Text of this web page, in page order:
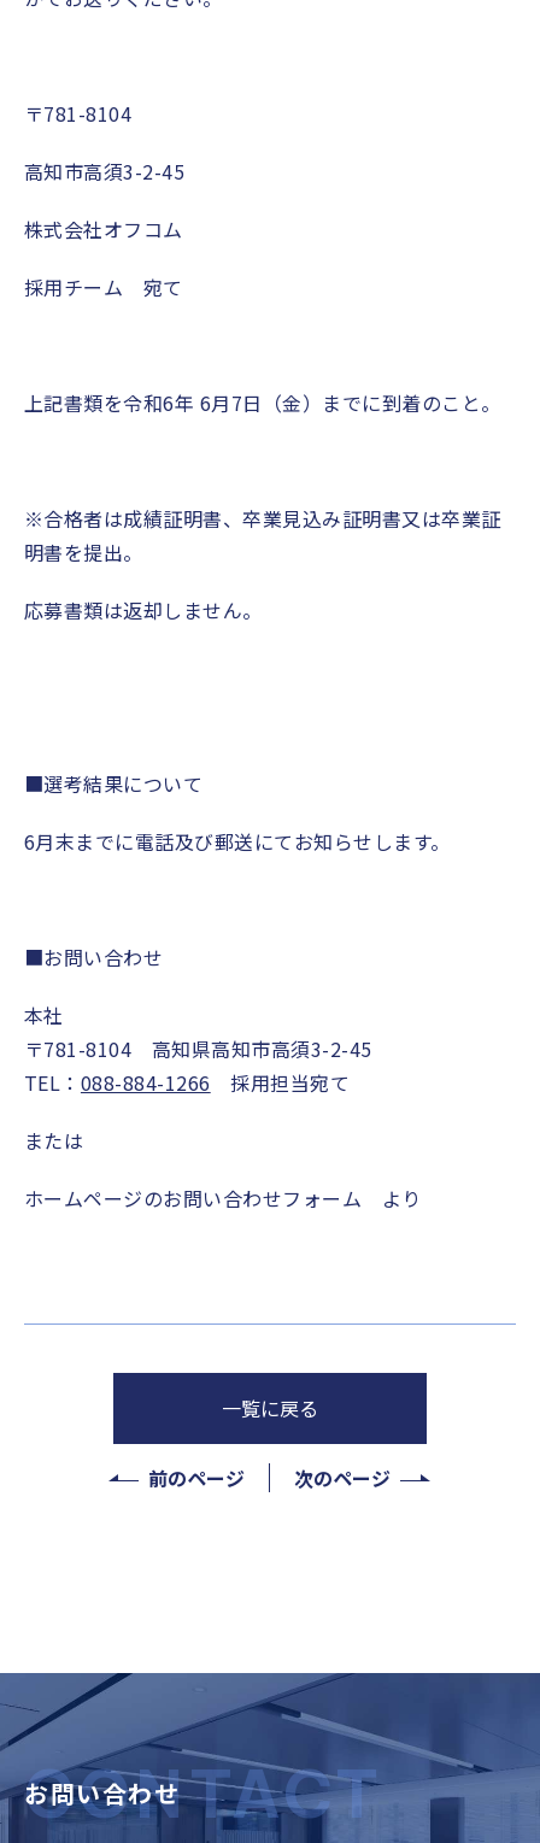
〒781-8104
高知市高須3-2-45
株式会社オフコム
採用チーム 宛て
上記書類を令和6年 6月7日（金）までに到着のこと。
※合格者は成績証明書、卒業見込み証明書又は卒業証
明書を提出。
応募書類は返却しません。
■選考結果について
6月末までに電話及び郵送にてお知らせします。
■お問い合わせ
本社
〒781-8104 高知県高知市高須3-2-45
TEL： 088-884-1266 採用担当宛て
または
ホームページのお問い合わせフォーム より
一覧に戻る
前のページ 次のページ
お問い合わせ
CONTACT